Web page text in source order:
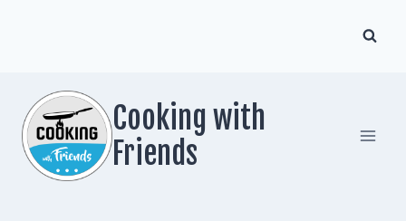
Cooking with
Friends